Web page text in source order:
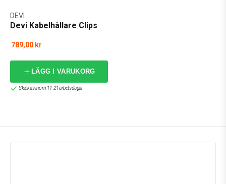
DEVI
Devi Kabelhållare Clips
789,00 kr
LÄGG I VARUKORG
Skickas inom 11-21 arbetsdagar